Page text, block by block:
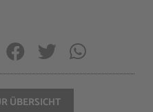
ÜBERSICHT